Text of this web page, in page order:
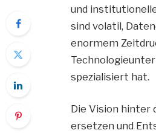
und
sind volatil,
enormem
spezialisiert hat.
Die Vision hinter
ersetzen und